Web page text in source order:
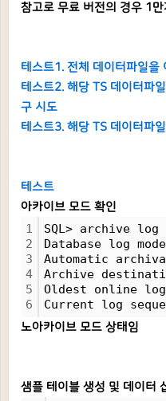
참고로 무료 버전의 경우 1
테스트1. 전체 데이터파일을
테스트2. 해당 TS 데이터파
구 시도
테스트3. 해당 TS 데이터파
테스트
아카이브 모드 확인
1
2
3
4
5
6
SQL> archive
Database log
Automatic
Archive
Oldest online
Current log
노아카이브 모드 상태임
샘플 테이블 생성 및 데이터